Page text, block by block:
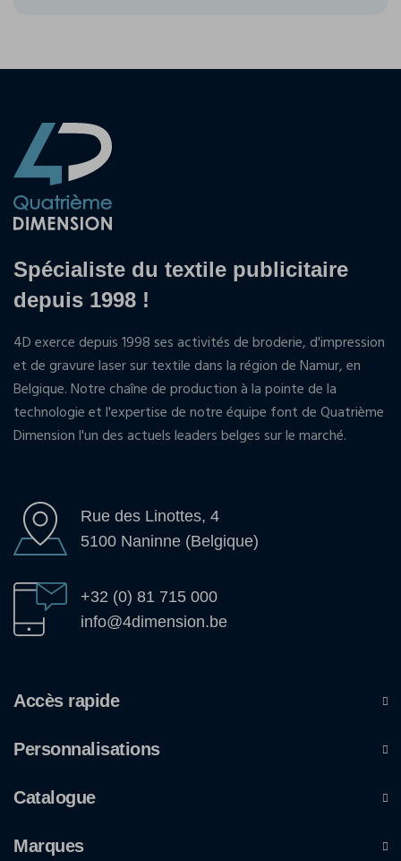
Spécialiste du textile publicitaire
depuis 1998 !
4D exerce depuis 1998 ses activités de broderie, d'impression
et de gravure laser sur textile dans la région de Namur, en
Belgique. Notre chaîne de production à la pointe de la
technologie et l'expertise de notre équipe font de Quatrième
Dimension l'un des actuels leaders belges sur le marché.
Rue des Linottes, 4
5100 Naninne (Belgique)
+32 (0) 81 715 000
info@4dimension.be
Accès rapide
Personnalisations
Catalogue
Marques